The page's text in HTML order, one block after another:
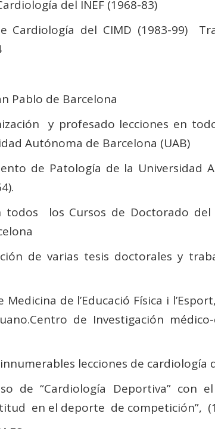
del INEF (1968-83)
Cardiología del CIMD (1983-99)
Pablo de Barcelona
y profesado lecciones en
Autónoma de Barcelona (UAB)
de Patología de la Universidad
todos los Cursos de Doctorado
de varias tesis doctorales y
Medicina de l’Educació Física i
de Investigación
lecciones de cardiología
de “Cardiología Deportiva” con
en el deporte de competición”,